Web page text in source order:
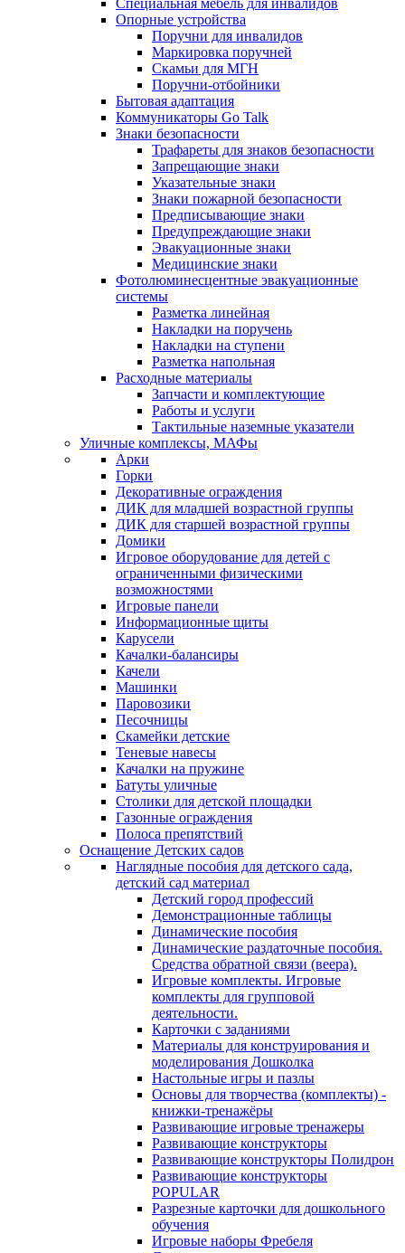
Специальная мебель для инвалидов
Опорные устройства
Поручни для инвалидов
Маркировка поручней
Скамьи для МГН
Поручни-отбойники
Бытовая адаптация
Коммуникаторы Go Talk
Знаки безопасности
Трафареты для знаков безопасности
Запрещающие знаки
Указательные знаки
Знаки пожарной безопасности
Предписывающие знаки
Предупреждающие знаки
Эвакуационные знаки
Медицинские знаки
Фотолюминесцентные эвакуационные
системы
Разметка линейная
Накладки на поручень
Накладки на ступени
Разметка напольная
Расходные материалы
Запчасти и комплектующие
Работы и услуги
Тактильные наземные указатели
Уличные комплексы, МАФы
Арки
Горки
Декоративные ограждения
ДИК для младшей возрастной группы
ДИК для старшей возрастной группы
Домики
Игровое оборудование для детей с
ограниченными физическими
возможностями
Игровые панели
Информационные щиты
Карусели
Качалки-балансиры
Качели
Машинки
Паровозики
Песочницы
Скамейки детские
Теневые навесы
Качалки на пружине
Батуты уличные
Столики для детской площадки
Газонные ограждения
Полоса препятствий
Оснащение Детских садов
Наглядные пособия для детского сада,
детский сад материал
Детский город профессий
Демонстрационные таблицы
Динамические пособия
Динамические раздаточные пособия.
Средства обратной связи (веера).
Игровые комплекты. Игровые
комплекты для групповой
деятельности.
Карточки с заданиями
Материалы для конструирования и
моделирования Дошколка
Настольные игры и пазлы
Основы для творчества (комплекты) -
книжки-тренажёры
Развивающие игровые тренажеры
Развивающие конструкторы
Развивающие конструкторы Полидрон
Развивающие конструкторы
POPULAR
Разрезные карточки для дошкольного
обучения
Игровые наборы Фребеля